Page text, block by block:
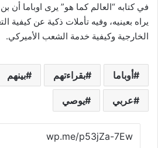
في كتابه “العالم كما هو” يرى اوباما أن
يراه بعينيه، وفيه تأملات ذكية عن كيفية
الخارجية وكيفية خدمة الشعب الأميركي.
أوباما بقراءتهم بينهم
عربي يوصي